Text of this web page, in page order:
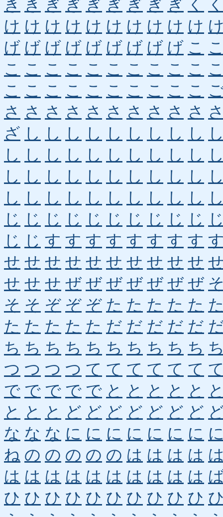
き き ぎ ぎ ぎ ぎ ぎ ぎ ぎ く
け け け け け け け け け け
げ げ げ げ げ げ げ げ げ こ
こ こ こ こ こ こ こ こ こ こ
こ こ こ こ こ こ こ こ こ こ
さ さ さ さ さ さ さ さ さ さ
ざ し し し し し し し し し
し し し し し し し し し し
し し し し し し し し し し
し し し し し し し し し し
じ じ じ じ じ じ じ じ じ じ
じ じ す す す す す す す す
せ せ せ せ せ せ せ せ せ せ
せ せ せ ぜ ぜ ぜ ぜ ぜ ぜ ぜ
そ そ ぞ ぞ ぞ た た た た た
た た た た た だ だ だ だ だ
ち ち ち ち ち ち ち ち ち ち
つ つ つ つ て て て て て て
で で で で で と と と と と
と と と ど ど ど ど ど ど ど
な な な に に に に に に に
ね の の の の の は は は は
は は は は は は は は は は
ひ ひ ひ ひ ひ ひ ひ ひ ひ ひ